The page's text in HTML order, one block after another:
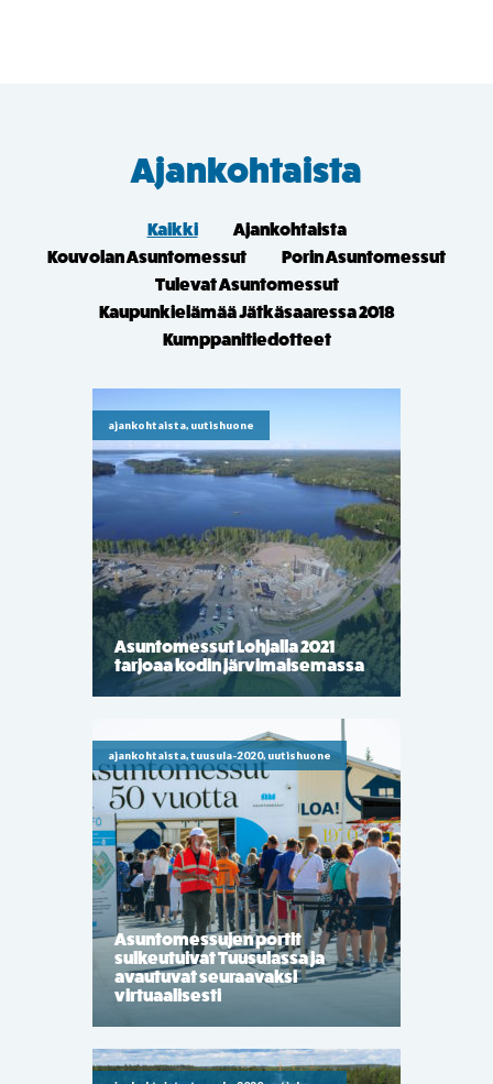
Ajankohtaista
Kaikki
Ajankohtaista
Kouvolan Asuntomessut
Porin Asuntomessut
Tulevat Asuntomessut
Kaupunkielämää Jätkäsaaressa 2018
Kumppanitiedotteet
ajankohtaista, uutishuone
Asuntomessut Lohjalla 2021
tarjoaa kodin järvimaisemassa
ajankohtaista, tuusula-2020, uutishuone
Asuntomessujen portit
sulkeutuivat Tuusulassa ja
avautuvat seuraavaksi
virtuaalisesti